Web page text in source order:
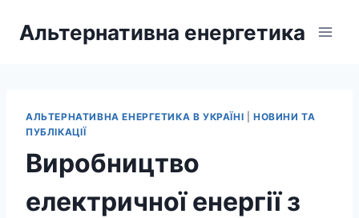
Альтернативна енергетика
АЛЬТЕРНАТИВНА ЕНЕРГЕТИКА В УКРАЇНІ |НОВИНИ ТА
ПУБЛІКАЦІЇ
Виробництво
електричної енергії з